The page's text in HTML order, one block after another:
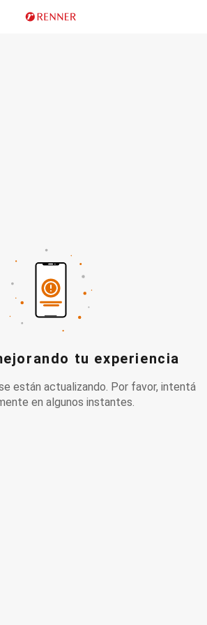
tu experiencia
están actualizando. Por favor, intentá
en algunos instantes.